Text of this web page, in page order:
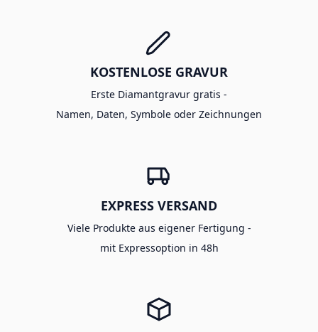
KOSTENLOSE GRAVUR
Erste Diamantgravur gratis -
Namen, Daten, Symbole oder Zeichnungen
EXPRESS VERSAND
Viele Produkte aus eigener Fertigung -
mit Expressoption in 48h